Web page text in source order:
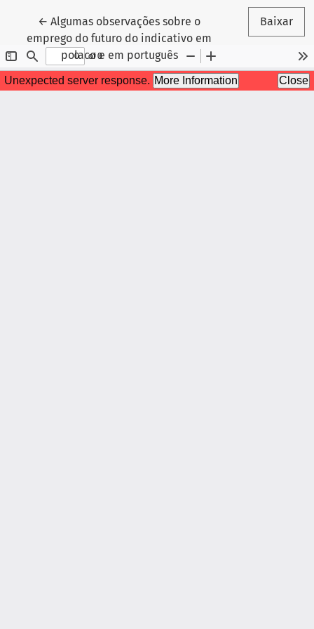
←Voltar aos Detalhes do Artigo
Algumas observações sobre o
emprego do futuro do indicativo em
polaco e em português
Baixar